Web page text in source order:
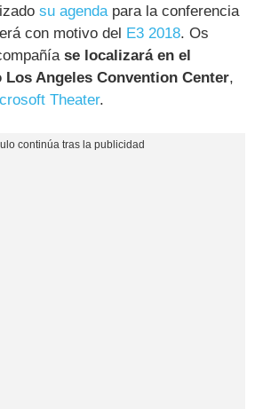
su agendapara la conferencia
con motivo del E3 2018. Os
se localizará en el
Angeles Convention Center,
Theater.